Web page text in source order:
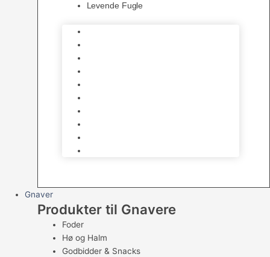
Levende Fugle
Gnaver
Produkter til Gnavere
Foder
Hø og Halm
Godbidder & Snacks